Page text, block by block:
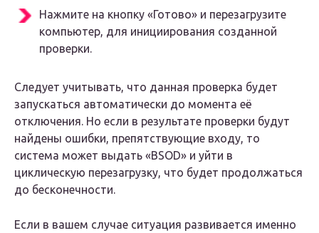
Нажмите на кнопку «Готово» и перезагрузите
компьютер, для инициирования созданной
проверки.
Следует учитывать, что данная проверка будет
запускаться автоматически до момента её
отключения. Но если в результате проверки будут
найдены ошибки, препятствующие входу, то
система может выдать «BSOD» и уйти в
циклическую перезагрузку, что будет продолжаться
до бесконечности.
Если в вашем случае ситуация развивается именно